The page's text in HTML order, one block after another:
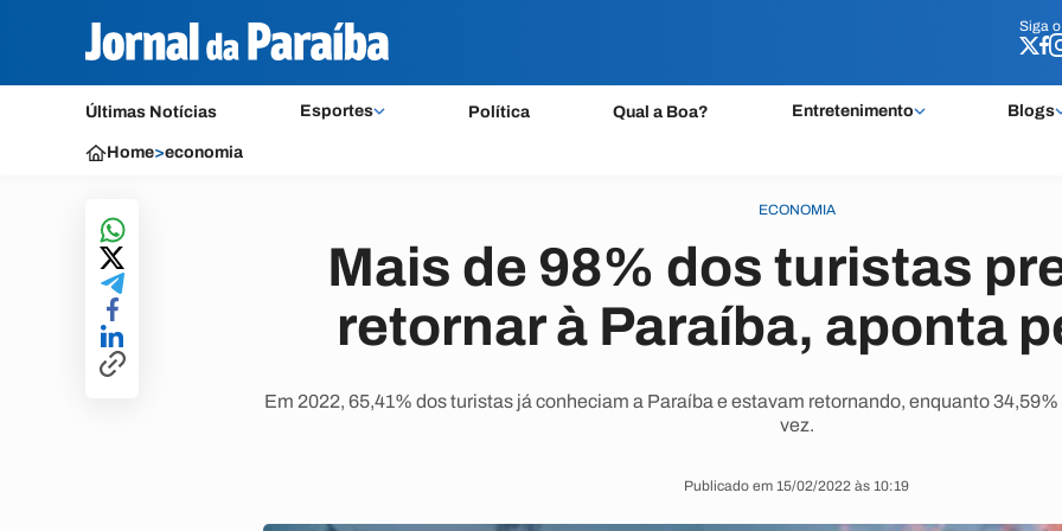
Siga o
Últimas Notícias Esportes Política Qual a Boa? Entretenimento Blogs
Siga o
Home>economia
ECONOMIA
Mais de 98% dos turistas
retornar à Paraíba, aponta
Em 2022, 65,41% dos turistas já conheciam a Paraíba e estavam retornando, enquanto
vez.
Publicado em 15/02/2022 às 10:19